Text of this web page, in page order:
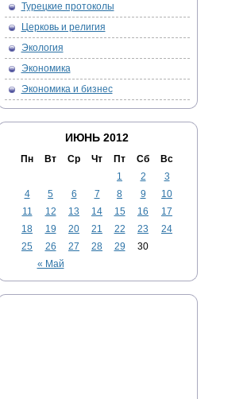
Турецкие протоколы
Церковь и религия
Экология
Экономика
Экономика и бизнес
ИЮНЬ 2012
Пн Вт Ср Чт Пт Сб Вс
« Май
1 2
3
4
5 6 7 8 9
10
11
12 13 14 15 16
17
18
19 20 21 22 23
24
25
26 27 28 29 30